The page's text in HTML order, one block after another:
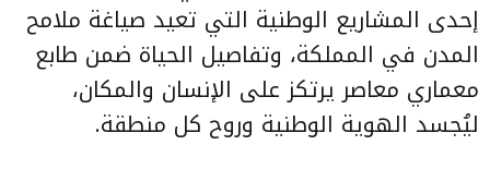
إحدى المشاريع الوطنية التي تعيد صياغة ملامح
المدن في المملكة، وتفاصيل الحياة ضمن طابع
معماري معاصر يرتكز على الإنسان والمكان،
ليُجسد الهوية الوطنية وروح كل منطقة.